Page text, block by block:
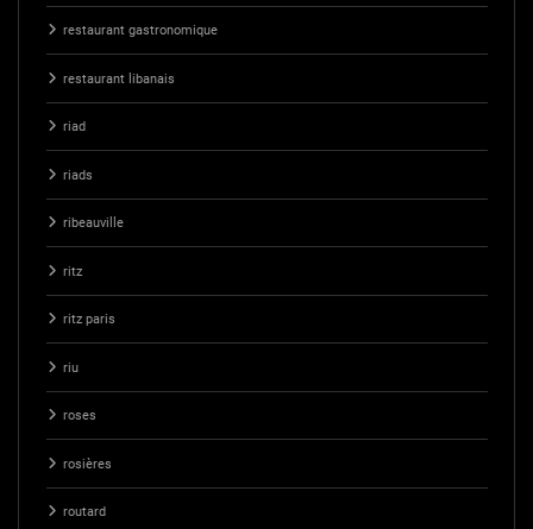
restaurant gastronomique
restaurant libanais
riad
riads
ribeauville
ritz
ritz paris
riu
roses
rosières
routard